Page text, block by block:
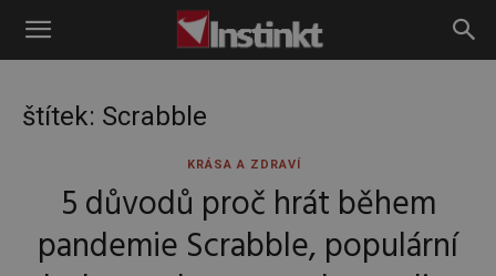
Instinkt
štítek: Scrabble
KRÁSA A ZDRAVÍ
5 důvodů proč hrát během
pandemie Scrabble, populární